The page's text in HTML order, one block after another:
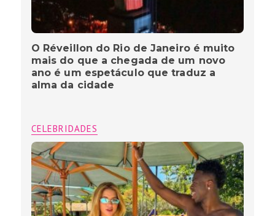
O Réveillon do Rio de Janeiro é muito
mais do que a chegada de um novo
ano é um espetáculo que traduz a
alma da cidade
CELEBRIDADES